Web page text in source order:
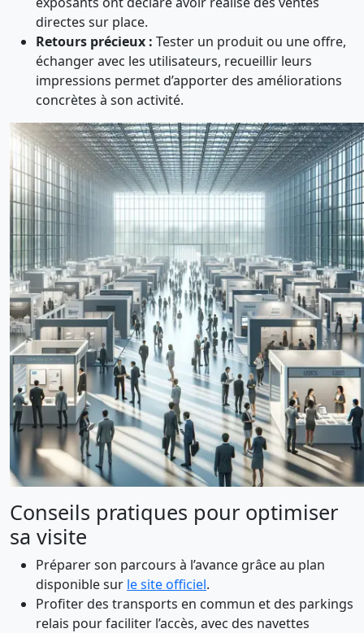
directes sur place.
Retours précieux : Tester un produit ou une offre,
échanger avec les utilisateurs, recueillir leurs
impressions permet d’apporter des améliorations
concrètes à son activité.
Conseils pratiques pour optimiser
sa visite
Préparer son parcours à l’avance grâce au plan
disponible sur le site officiel.
Profiter des transports en commun et des parkings
relais pour faciliter l’accès, avec des navettes